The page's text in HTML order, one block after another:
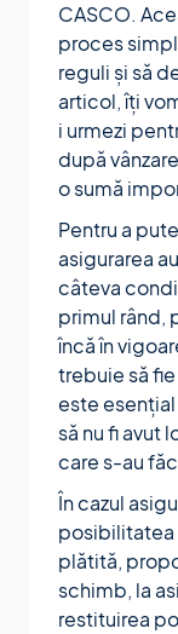
CASCO.
proces
reguli și să
articol, îți
i urmezi
după
o sumă
Pentru a
asigurarea
câteva
primul rând,
încă în
trebuie să
este
să nu fi avut
care s-au
În cazul
posibilitatea
plătită,
schimb, la
restituirea